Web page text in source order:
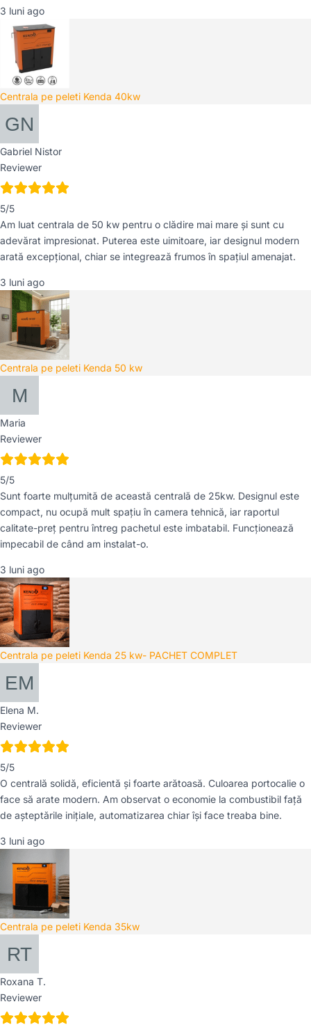
3 luni ago
Centrala pe peleti Kenda 40kw
Gabriel Nistor
Reviewer
5/5
Am luat centrala de 50 kw pentru o clădire mai mare și sunt cu
adevărat impresionat. Puterea este uimitoare, iar designul modern
arată excepțional, chiar se integrează frumos în spațiul amenajat.
3 luni ago
Centrala pe peleti Kenda 50 kw
Maria
Reviewer
5/5
Sunt foarte mulțumită de această centrală de 25kw. Designul este
compact, nu ocupă mult spațiu în camera tehnică, iar raportul
calitate-preț pentru întreg pachetul este imbatabil. Funcționează
impecabil de când am instalat-o.
3 luni ago
Centrala pe peleti Kenda 25 kw- PACHET COMPLET
Elena M.
Reviewer
5/5
O centrală solidă, eficientă și foarte arătoasă. Culoarea portocalie o
face să arate modern. Am observat o economie la combustibil față
de așteptările inițiale, automatizarea chiar își face treaba bine.
3 luni ago
Centrala pe peleti Kenda 35kw
Roxana T.
Reviewer